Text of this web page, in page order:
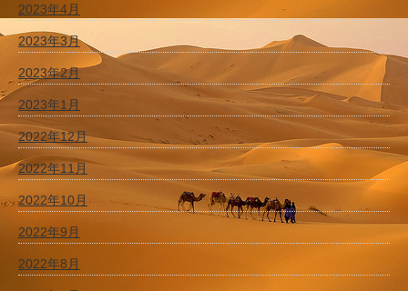
2023年4月
2023年3月
2023年2月
2023年1月
2022年12月
2022年11月
2022年10月
2022年9月
2022年8月